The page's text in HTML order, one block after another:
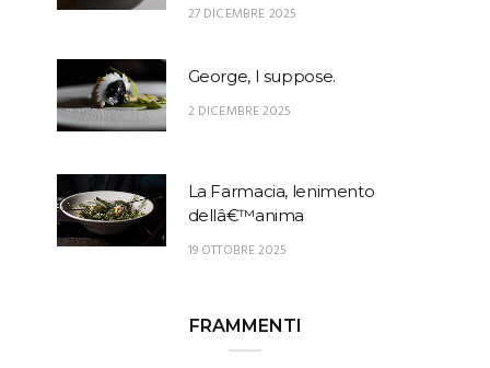
27 DICEMBRE 2025
George, I suppose.
2 DICEMBRE 2025
La Farmacia, lenimento
dellâ€™anima
19 OTTOBRE 2025
FRAMMENTI